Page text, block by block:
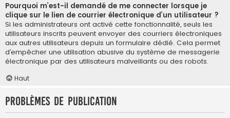
Pourquoi m’est-il demandé de me connecter lorsque je
clique sur le lien de courrier électronique d’un utilisateur ?
Si les administrateurs ont activé cette fonctionnalité, seuls les
utilisateurs inscrits peuvent envoyer des courriers électroniques
aux autres utilisateurs depuis un formulaire dédié. Cela permet
d’empêcher une utilisation abusive du système de messagerie
électronique par des utilisateurs malveillants ou des robots.
Haut
Problèmes de publication